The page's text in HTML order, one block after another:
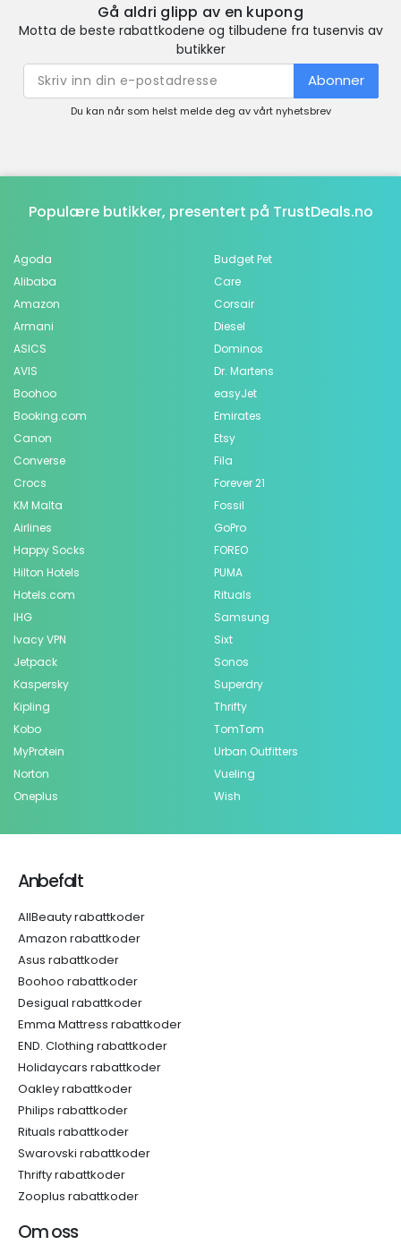
Gå aldri glipp av en kupong
Motta de beste rabattkodene og tilbudene fra tusenvis av
butikker
Abonner
Du kan når som helst melde deg av vårt nyhetsbrev
Populære butikker, presentert på TrustDeals.no
Agoda
Alibaba
Amazon
Armani
ASICS
AVIS
Boohoo
Booking.com
Canon
Converse
Crocs
KM Malta
Airlines
Budget Pet
Care
Corsair
Diesel
Dominos
Dr. Martens
easyJet
Emirates
Etsy
Fila
Forever 21
Fossil
GoPro
Happy Socks
Hilton Hotels
Hotels.com
IHG
Ivacy VPN
Jetpack
Kaspersky
Kipling
Kobo
MyProtein
Norton
Oneplus
FOREO
PUMA
Rituals
Samsung
Sixt
Sonos
Superdry
Thrifty
TomTom
Urban Outfitters
Vueling
Wish
Anbefalt
AllBeauty rabattkoder
Amazon rabattkoder
Asus rabattkoder
Boohoo rabattkoder
Desigual rabattkoder
Emma Mattress rabattkoder
END. Clothing rabattkoder
Holidaycars rabattkoder
Oakley rabattkoder
Philips rabattkoder
Rituals rabattkoder
Swarovski rabattkoder
Thrifty rabattkoder
Zooplus rabattkoder
Om oss